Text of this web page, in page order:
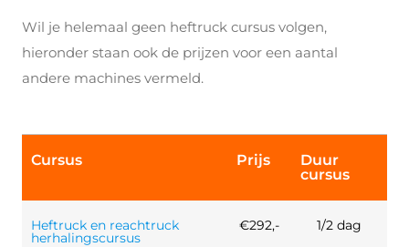
Wil je helemaal geen heftruck cursus volgen,
hieronder staan ook de prijzen voor een aantal
andere machines vermeld.
Cursus Prijs
Duur
cursus
Heftruck en reachtruck
herhalingscursus
€292,- 1/2 dag